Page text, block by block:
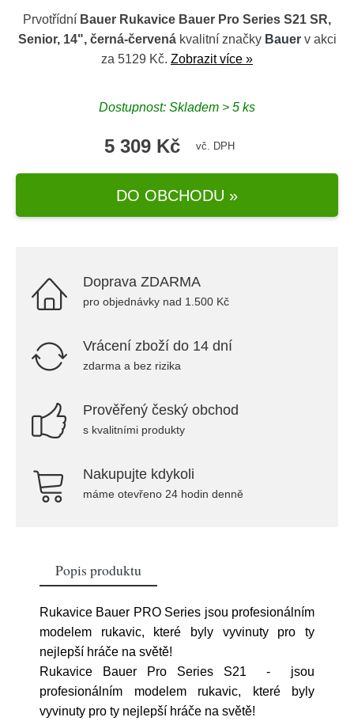
Prvotřídní Bauer Rukavice Bauer Pro Series S21 SR,
Senior, 14", černá-červenákvalitní značky Bauerv akci
za 5129 Kč. Zobrazit více »
Dostupnost: Skladem > 5 ks
5 309 Kč vč. DPH
DO OBCHODU »
Doprava ZDARMA
pro objednávky nad 1.500 Kč
Vrácení zboží do 14 dní
zdarma a bez rizika
Prověřený český obchod
s kvalitními produkty
Nakupujte kdykoli
máme otevřeno 24 hodin denně
Popis produktu
Rukavice Bauer PRO Series jsou profesionálním
modelem rukavic, které byly vyvinuty pro ty
nejlepší hráče na světě!
Rukavice Bauer Pro Series S21 - jsou
profesionálním modelem rukavic, které byly
vyvinuty pro ty nejlepší hráče na světě!